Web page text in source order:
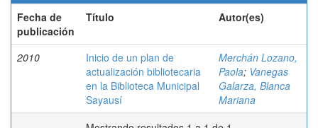
Fecha de
publicación
Título Autor(es)
2010
Inicio de un plan de
actualización bibliotecaria
en la Biblioteca Municipal
Sayausí
Merchán Lozano,
Paola; Vanegas
Galarza, Blanca
Mariana